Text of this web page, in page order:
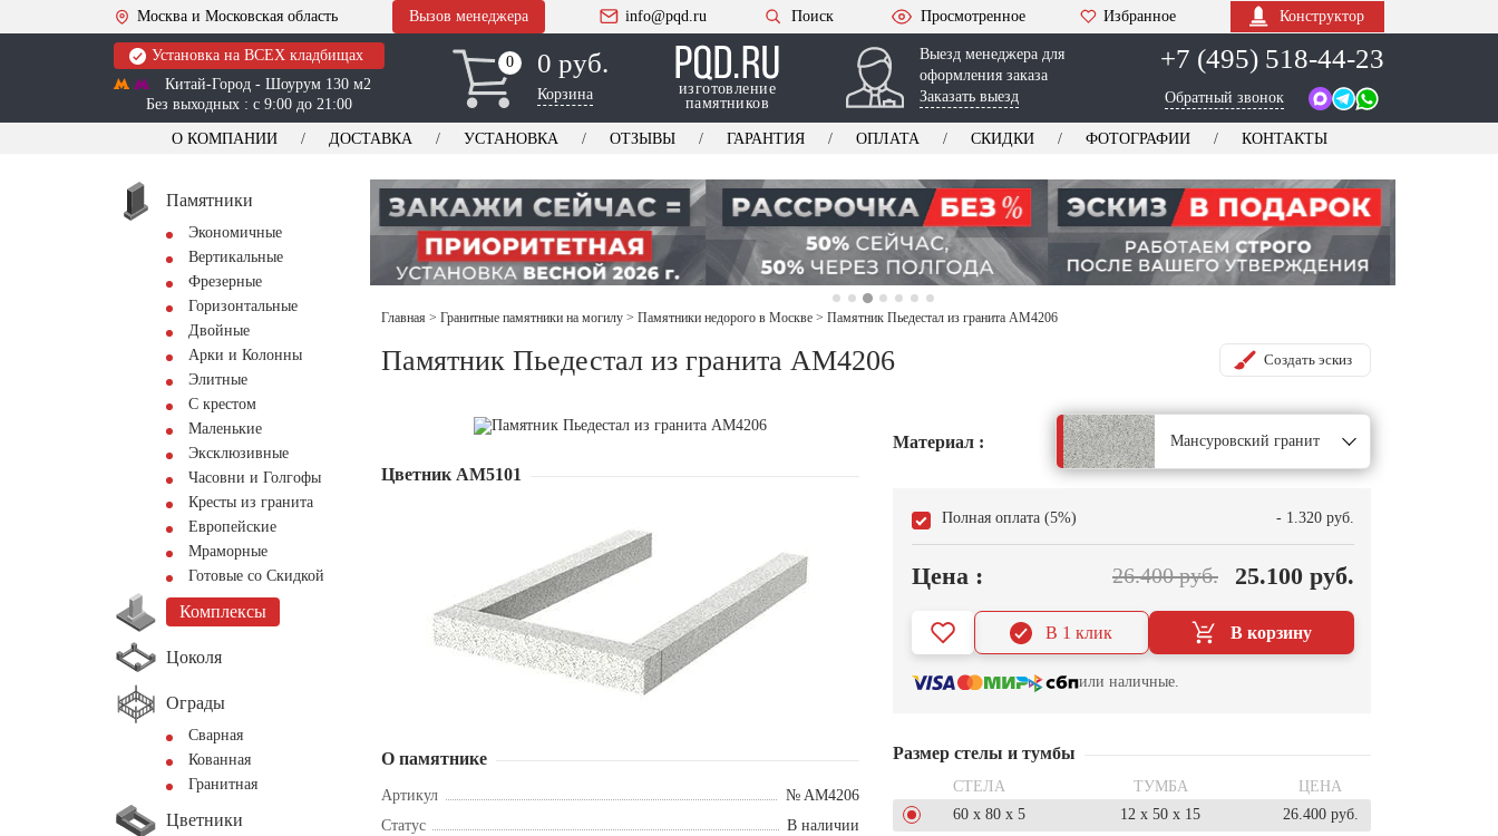
Москва и Московская область Вызов менеджера info@pqd.ru Поиск Просмотренное Избранное Конструктор
Установка на ВСЕХ кладбищах
Китай-Город - Шоурум 130 м2
Без выходных : с 9:00 до 21:00
0
0 0 руб.
Корзина
изготовление
памятников
Выезд менеджера для
оформления заказа
Заказать выезд
+7 (495) 518-44-23
Обратный звонок
О КОМПАНИИ ДОСТАВКА УСТАНОВКА ОТЗЫВЫ ГАРАНТИЯ ОПЛАТА СКИДКИ ФОТОГРАФИИ КОНТАКТЫ
Памятники
Экономичные
Вертикальные
Фрезерные
Горизонтальные
Двойные
Арки и Колонны
Элитные
С крестом
Маленькие
Эксклюзивные
Часовни и Голгофы
Кресты из гранита
Европейские
Мраморные
Готовые со Скидкой
Комплексы
Цоколя
Ограды
Сварная
Кованная
Гранитная
Цветники
Главная > Гранитные памятники на могилу > Памятники недорого в Москве > Памятник Пьедестал из гранита AM4206
Памятник Пьедестал из гранита AM4206 Создать эскиз
Цветник АМ5101
О памятнике
Артикул
№ AM4206
Статус
В наличии
Материал : Мансуровский гранит
Полная оплата (5%) - 1.320 руб.
Цена : 26.400 руб. 25.100 руб.
В корзину
В 1 клик
или наличные.
Размер стелы и тумбы
СТЕЛА ТУМБА
ЦЕНА
60 x 80 x 5
12 x 50 x 15
26.400 руб.